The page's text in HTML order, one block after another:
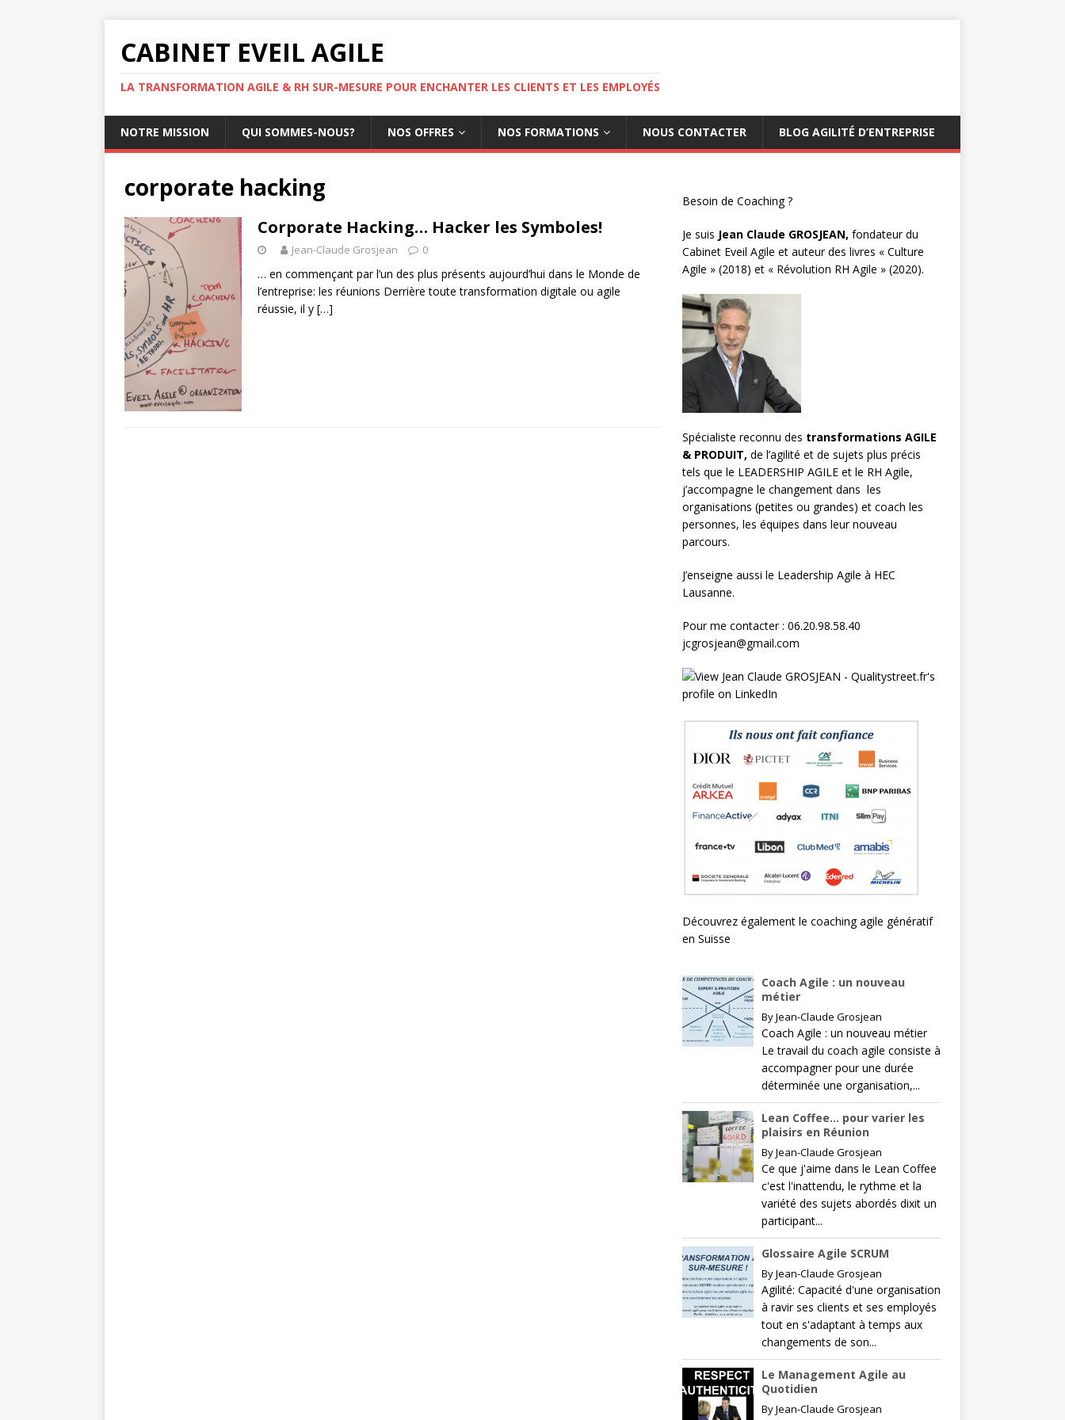
CABINET EVEIL AGILE
LA TRANSFORMATION AGILE & RH SUR-MESURE POUR ENCHANTER LES CLIENTS ET LES EMPLOYÉS
NOTRE MISSION QUI SOMMES-NOUS? NOS OFFRES NOS FORMATIONS NOUS CONTACTER BLOG AGILITÉ D’ENTREPRISE
corporate hacking
Corporate Hacking… Hacker les Symboles!
Jean-Claude Grosjean 0
… en commençant par l’un des plus présents aujourd’hui dans le Monde de
l’entreprise: les réunions Derrière toute transformation digitale ou agile
réussie, il y […]
Besoin de Coaching ?
Je suis Jean Claude GROSJEAN, fondateur du
Cabinet Eveil Agile et auteur des livres « Culture
Agile » (2018) et « Révolution RH Agile » (2020).
Spécialiste reconnu des transformations AGILE
& PRODUIT, de l’agilité et de sujets plus précis
tels que le LEADERSHIP AGILE et le RH Agile,
j’accompagne le changement dans les
organisations (petites ou grandes) et coach les
personnes, les équipes dans leur nouveau
parcours.
J’enseigne aussi le Leadership Agile à HEC
Lausanne.
Pour me contacter : 06.20.98.58.40
jcgrosjean@gmail.com
Découvrez également le coaching agile génératif
en Suisse
Coach Agile : un nouveau
métier
ByJean-Claude Grosjean
Coach Agile : un nouveau métier
Le travail du coach agile consiste à
accompagner pour une durée
déterminée une organisation,...
Lean Coffee… pour varier les
plaisirs en Réunion
ByJean-Claude Grosjean
Ce que j'aime dans le Lean Coffee
c'est l'inattendu, le rythme et la
variété des sujets abordés dixit un
participant...
Glossaire Agile SCRUM
ByJean-Claude Grosjean
Agilité: Capacité d'une organisation
à ravir ses clients et ses employés
tout en s'adaptant à temps aux
changements de son...
Le Management Agile au
Quotidien
ByJean-Claude Grosjean